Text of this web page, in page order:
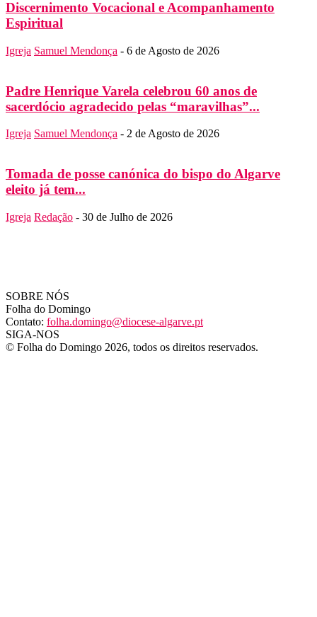
Discernimento Vocacional e Acompanhamento
Espiritual
Igreja Samuel Mendonça - 6 de Agosto de 2026
Padre Henrique Varela celebrou 60 anos de
sacerdócio agradecido pelas “maravilhas”...
Igreja Samuel Mendonça - 2 de Agosto de 2026
Tomada de posse canónica do bispo do Algarve
eleito já tem...
Igreja Redação - 30 de Julho de 2026
SOBRE NÓS
Folha do Domingo
Contato: folha.domingo@diocese-algarve.pt
SIGA-NOS
© Folha do Domingo 2026, todos os direitos reservados.